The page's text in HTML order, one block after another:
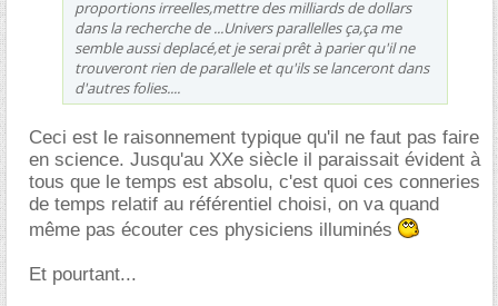
proportions irreelles,mettre des milliards de dollars
dans la recherche de ...Univers parallelles ça,ça me
semble aussi deplacé,et je serai prêt à parier qu'il ne
trouveront rien de parallele et qu'ils se lanceront dans
d'autres folies....
Ceci est le raisonnement typique qu'il ne faut pas faire
en science. Jusqu'au XXe siècle il paraissait évident à
tous que le temps est absolu, c'est quoi ces conneries
de temps relatif au référentiel choisi, on va quand
même pas écouter ces physiciens illuminés
Et pourtant...